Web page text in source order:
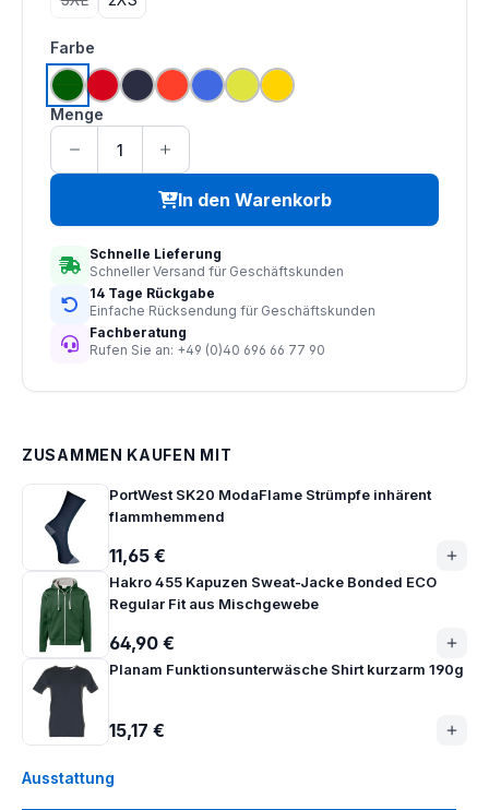
Ausstattung
(Diese Option ist zurzeit nicht verfügbar.)
Farbe
grünrot navyhi vis orange
royal blausaturn gelb
gelb
Menge
In den Warenkorb
Schnelle Lieferung
Schneller Versand für Geschäftskunden
14 Tage Rückgabe
Einfache Rücksendung für Geschäftskunden
Fachberatung
Rufen Sie an: +49 (0)40 696 66 77 90
ZUSAMMEN KAUFEN MIT
PortWest SK20 ModaFlame Strümpfe inhärent
flammhemmend
11,65 €
Hakro 455 Kapuzen Sweat-Jacke Bonded ECO
Regular Fit aus Mischgewebe
64,90 €
Planam Funktionsunterwäsche Shirt kurzarm 190g
15,17 €